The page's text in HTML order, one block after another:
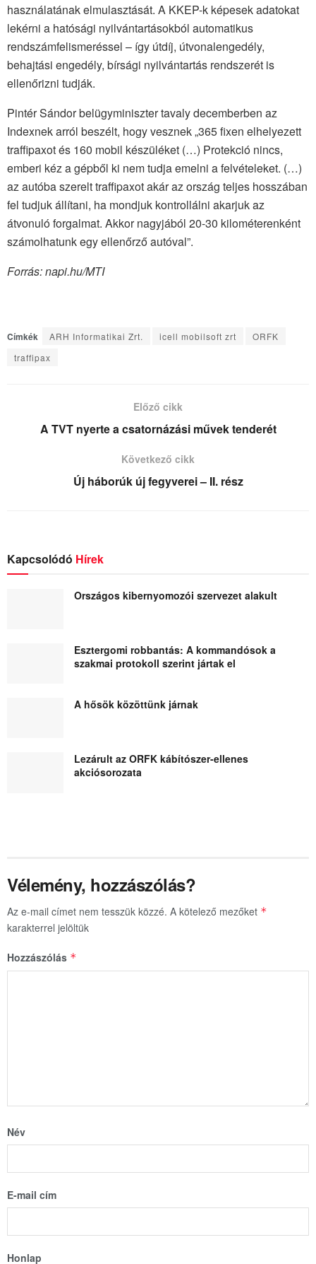
használatának elmulasztását. A KKEP-k képesek adatokat
lekérni a hatósági nyilvántartásokból automatikus
rendszámfelismeréssel – így útdíj, útvonalengedély,
behajtási engedély, bírsági nyilvántartás rendszerét is
ellenőrizni tudják.
Pintér Sándor belügyminiszter tavaly decemberben az
Indexnek arról beszélt, hogy vesznek „365 fixen elhelyezett
traffipaxot és 160 mobil készüléket (…) Protekció nincs,
emberi kéz a gépből ki nem tudja emelni a felvételeket. (…)
az autóba szerelt traffipaxot akár az ország teljes hosszában
fel tudjuk állítani, ha mondjuk kontrollálni akarjuk az
átvonuló forgalmat. Akkor nagyjából 20-30 kilométerenként
számolhatunk egy ellenőrző autóval”.
Forrás: napi.hu/MTI
Címkék ARH Informatikai Zrt. icell mobilsoft zrt
ORFK
traffipax
Előző cikk
A TVT nyerte a csatornázási művek tenderét
Következő cikk
Új háborúk új fegyverei – II. rész
Kapcsolódó Hírek
Országos kibernyomozói szervezet alakult
Esztergomi robbantás: A kommandósok a
szakmai protokoll szerint jártak el
A hősök közöttünk járnak
Lezárult az ORFK kábítószer-ellenes
akciósorozata
Vélemény, hozzászólás?
Az e-mail címet nem tesszük közzé. A kötelező mezőket *
karakterrel jelöltük
Hozzászólás *
Név
E-mail cím
Honlap